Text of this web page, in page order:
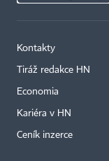
Kontakty
Tiráž redakce HN
Economia
Kariéra v HN
Ceník inzerce